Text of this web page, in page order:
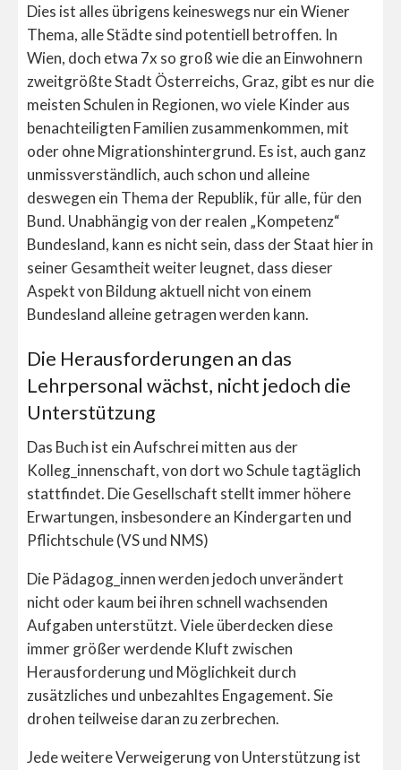
Dies ist alles übrigens keineswegs nur ein Wiener
Thema, alle Städte sind potentiell betroffen. In
Wien, doch etwa 7x so groß wie die an Einwohnern
zweitgrößte Stadt Österreichs, Graz, gibt es nur die
meisten Schulen in Regionen, wo viele Kinder aus
benachteiligten Familien zusammenkommen, mit
oder ohne Migrationshintergrund. Es ist, auch ganz
unmissverständlich, auch schon und alleine
deswegen ein Thema der Republik, für alle, für den
Bund. Unabhängig von der realen „Kompetenz“
Bundesland, kann es nicht sein, dass der Staat hier in
seiner Gesamtheit weiter leugnet, dass dieser
Aspekt von Bildung aktuell nicht von einem
Bundesland alleine getragen werden kann.
Die Herausforderungen an das
Lehrpersonal wächst, nicht jedoch die
Unterstützung
Das Buch ist ein Aufschrei mitten aus der
Kolleg_innenschaft, von dort wo Schule tagtäglich
stattfindet. Die Gesellschaft stellt immer höhere
Erwartungen, insbesondere an Kindergarten und
Pflichtschule (VS und NMS)
Die Pädagog_innen werden jedoch unverändert
nicht oder kaum bei ihren schnell wachsenden
Aufgaben unterstützt. Viele überdecken diese
immer größer werdende Kluft zwischen
Herausforderung und Möglichkeit durch
zusätzliches und unbezahltes Engagement. Sie
drohen teilweise daran zu zerbrechen.
Jede weitere Verweigerung von Unterstützung ist